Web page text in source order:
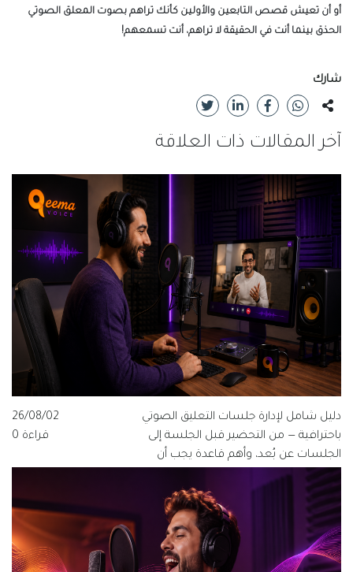
أو أن تعيش قصص التابعين والأولين كأنك تراهم بصوت المعلق الصوتي
الحذق بينما أنت في الحقيقة لا تراهم، أنت تسمعهم!
شارك
آخر المقالات ذات العلاقة
دليل شامل لإدارة جلسات التعليق الصوتي
باحترافية — من التحضير قبل الجلسة إلى
الجلسات عن بُعد، وأهم قاعدة يجب أن
يعرفها كل مخرج ومنتج وفنان صوت.
26/08/02
قراءة 0